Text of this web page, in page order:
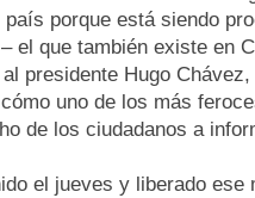
país porque está siendo
el que también existe en
presidente Hugo
uno de los más
de los ciudadanos a
el jueves y liberado